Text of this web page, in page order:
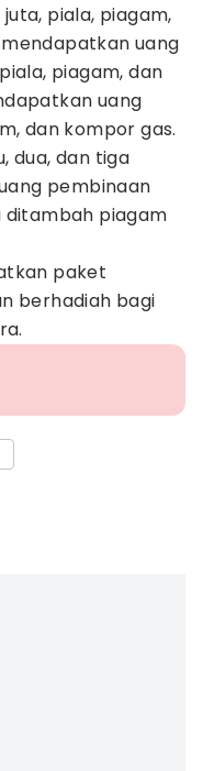
piala, piagam,
uang
piagam, dan
uang
dan kompor gas.
dua, dan tiga
pembinaan
ditambah piagam
paket
berhadiah bagi